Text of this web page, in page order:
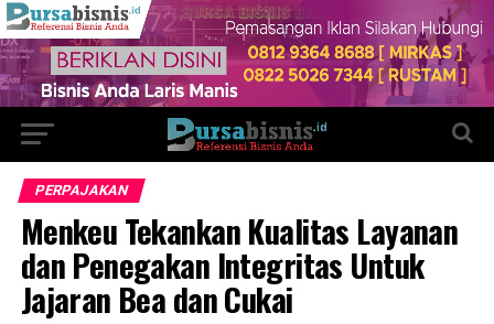
PERPAJAKAN
Menkeu Tekankan Kualitas Layanan
dan Penegakan Integritas Untuk
Jajaran Bea dan Cukai